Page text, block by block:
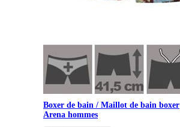
Boxer de bain / Maillot de bain boxer
Arena hommes